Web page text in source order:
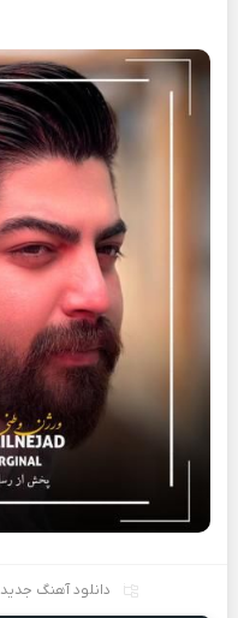
دانلود آهنگ جدید